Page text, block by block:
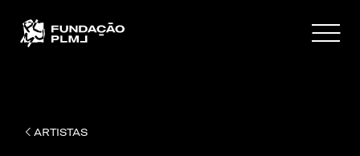
ARTISTAS